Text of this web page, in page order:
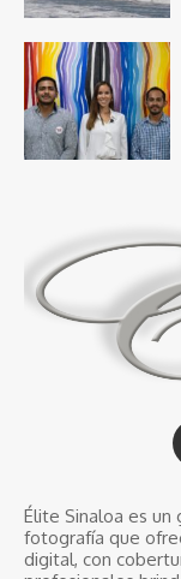
Élite Sinaloa es un
fotografía que
digital, con